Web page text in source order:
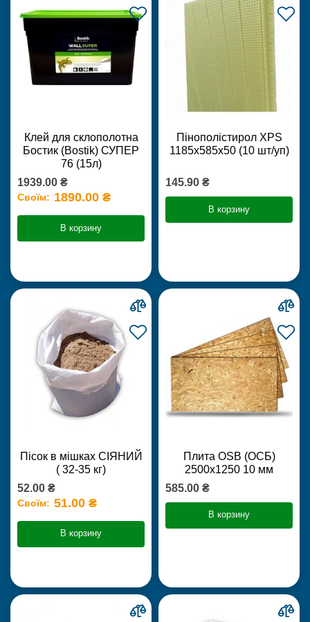
Клей для склополотна
Бостик (Bostik) СУПЕР
76 (15л)
1939.00 ₴
Своїм: 1890.00 ₴
В корзину
Пінополістирол XPS
1185х585х50 (10 шт/уп)
145.90 ₴
В корзину
Пісок в мішках СІЯНИЙ
( 32-35 кг)
52.00 ₴
Своїм: 51.00 ₴
В корзину
Плита OSB (ОСБ)
2500х1250 10 мм
585.00 ₴
В корзину